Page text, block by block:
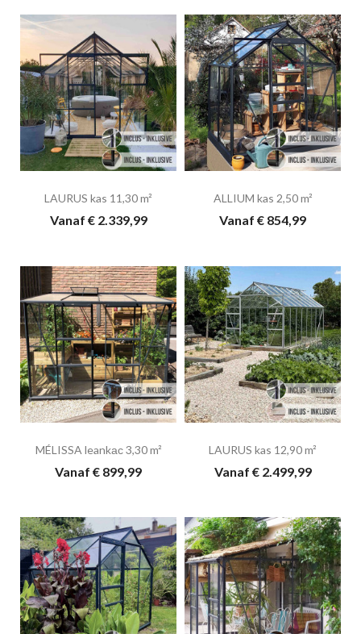
LAURUS kas 11,30 m²
Vanaf € 2.339,99
ALLIUM kas 2,50 m²
Vanaf € 854,99
MÉLISSA leankас 3,30 m²
Vanaf € 899,99
LAURUS kas 12,90 m²
Vanaf € 2.499,99